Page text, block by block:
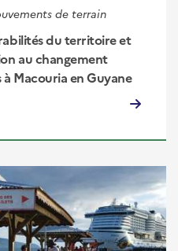
de terrain
du territoire et
au changement
Macouria en Guyane